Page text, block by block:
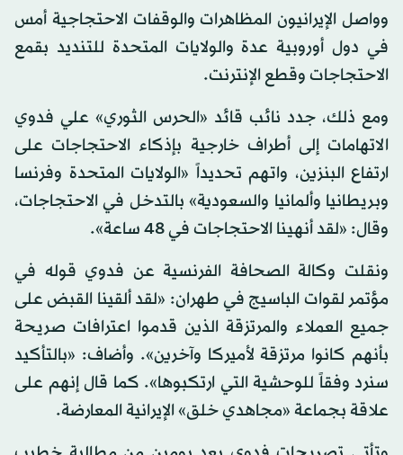
وواصل الإيرانيون المظاهرات والوقفات الاحتجاجية أمس
في دول أوروبية عدة والولايات المتحدة للتنديد بقمع
الاحتجاجات وقطع الإنترنت.
ومع ذلك، جدد نائب قائد «الحرس الثوري» علي فدوي
الاتهامات إلى أطراف خارجية بإذكاء الاحتجاجات على
ارتفاع البنزين، واتهم تحديداً «الولايات المتحدة وفرنسا
وبريطانيا وألمانيا والسعودية» بالتدخل في الاحتجاجات،
وقال: «لقد أنهينا الاحتجاجات في 48 ساعة».
ونقلت وكالة الصحافة الفرنسية عن فدوي قوله في
مؤتمر لقوات الباسيج في طهران: «لقد ألقينا القبض على
جميع العملاء والمرتزقة الذين قدموا اعترافات صريحة
بأنهم كانوا مرتزقة لأميركا وآخرين». وأضاف: «بالتأكيد
سنرد وفقاً للوحشية التي ارتكبوها». كما قال إنهم على
علاقة بجماعة «مجاهدي خلق» الإيرانية المعارضة.